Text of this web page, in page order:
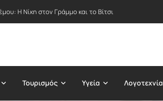
Η Νίκη στον Γράμμο και το Βίτσι
Τουρισμός Υγεία Λογοτεχνία